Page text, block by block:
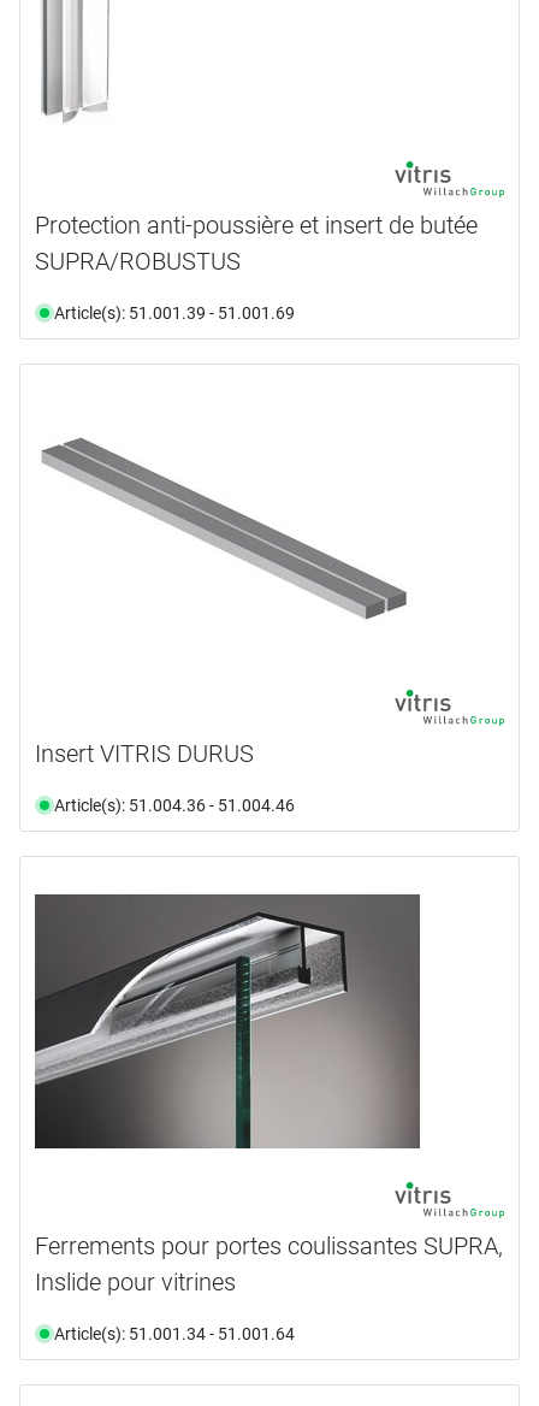
Protection anti-poussière et insert de butée
SUPRA/ROBUSTUS
Article(s): 51.001.39 - 51.001.69
Insert VITRIS DURUS
Article(s): 51.004.36 - 51.004.46
Ferrements pour portes coulissantes SUPRA,
Inslide pour vitrines
Article(s): 51.001.34 - 51.001.64